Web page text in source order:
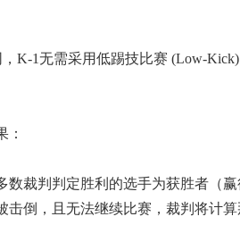
K-1无需采用低踢技比赛 (Low-Kick)
：
数裁判判定胜利的选手为获胜者（赢
击倒，且无法继续比赛，裁判将计算